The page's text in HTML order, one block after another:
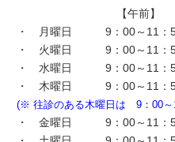
【午前】
・ 月曜日 9：00～11
・ 火曜日 9：00～11
・ 水曜日 9：00～11
・ 木曜日 9：
(※ 往診のある木曜日は 9：00
・ 金曜日 9：00～11